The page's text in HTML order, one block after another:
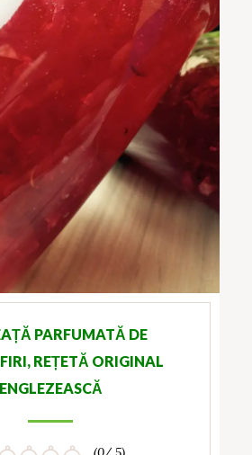
PARFUMATĂ DE
REȚETĂ ORIGINAL
ENGLEZEASCĂ